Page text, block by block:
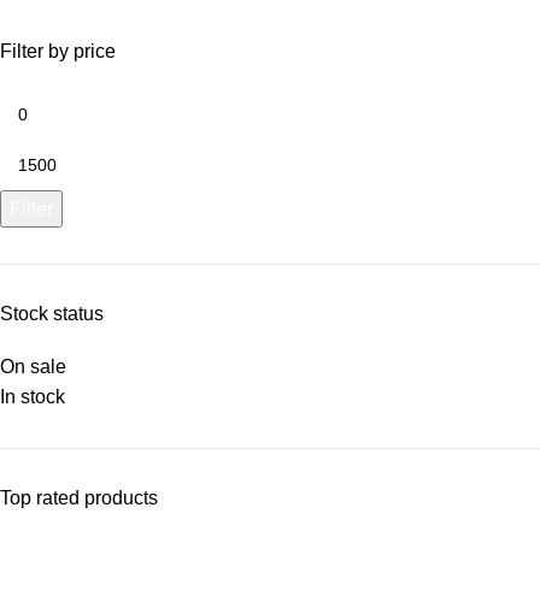
Filter by price
Stock status
On sale
In stock
Top rated products